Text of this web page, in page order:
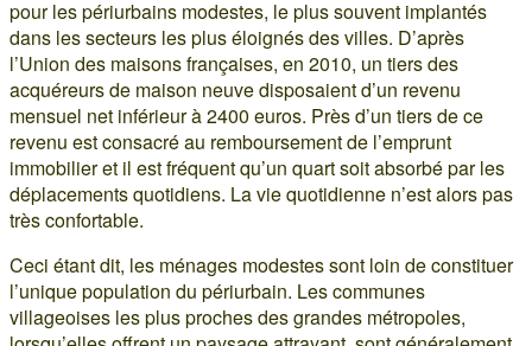
pour les périurbains modestes, le plus souvent implantés
dans les secteurs les plus éloignés des villes. D’après
l’Union des maisons françaises, en 2010, un tiers des
acquéreurs de maison neuve disposaient d’un revenu
mensuel net inférieur à 2400 euros. Près d’un tiers de ce
revenu est consacré au remboursement de l’emprunt
immobilier et il est fréquent qu’un quart soit absorbé par les
déplacements quotidiens. La vie quotidienne n’est alors pas
très confortable.
Ceci étant dit, les ménages modestes sont loin de constituer
l’unique population du périurbain. Les communes
villageoises les plus proches des grandes métropoles,